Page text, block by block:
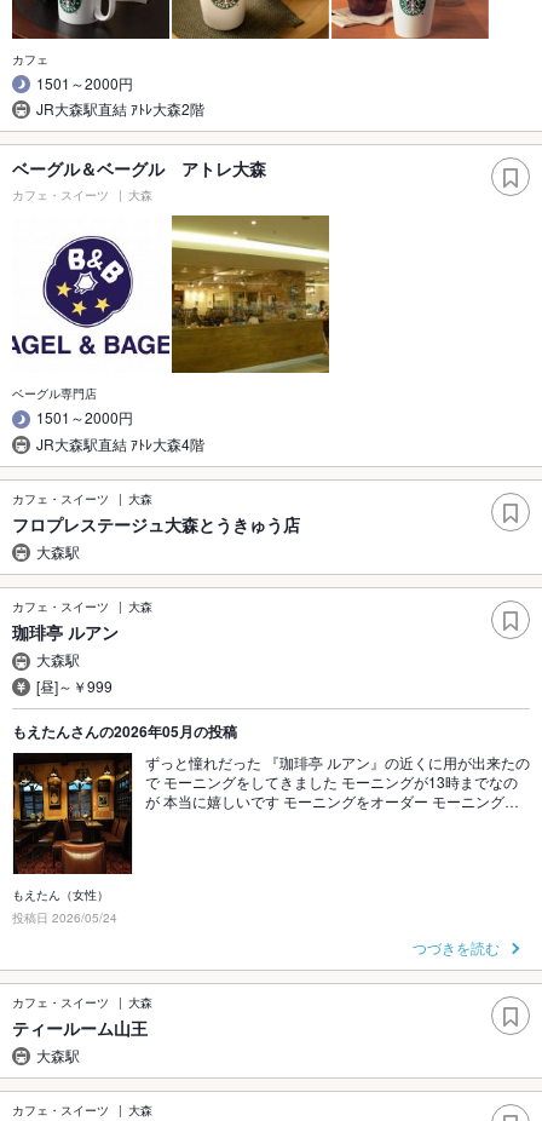
カフェ
1501～2000円
JR大森駅直結 ｱﾄﾚ大森2階
ベーグル＆ベーグル アトレ大森
カフェ・スイーツ 大森
ベーグル専門店
1501～2000円
JR大森駅直結 ｱﾄﾚ大森4階
カフェ・スイーツ 大森
フロプレステージュ大森とうきゅう店
大森駅
カフェ・スイーツ 大森
珈琲亭 ルアン
大森駅
[昼]～￥999
もえたんさんの2026年05月の投稿
ずっと憧れだった 『珈琲亭 ルアン』の近くに用が出来たの
で モーニングをしてきました モーニングが13時までなの
が 本当に嬉しいです モーニングをオーダー モーニング…
もえたん（女性）
投稿日 2026/05/24
つづきを読む
カフェ・スイーツ 大森
ティールーム山王
大森駅
カフェ・スイーツ 大森